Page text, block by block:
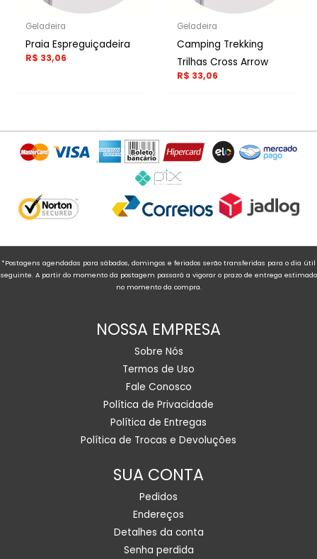
Geladeira
Praia Espreguiçadeira
R$ 33,06
Geladeira
Camping Trekking
Trilhas Cross Arrow
R$ 33,06
*Postagens agendadas para sábados, domingos e feriados serão transferidas para o dia útil
seguinte. A partir do momento da postagem passará a vigorar o prazo de entrega estimado
no momento da compra.
NOSSA EMPRESA
Sobre Nós
Termos de Uso
Fale Conosco
Política de Privacidade
Política de Entregas
Política de Trocas e Devoluções
SUA CONTA
Pedidos
Endereços
Detalhes da conta
Senha perdida